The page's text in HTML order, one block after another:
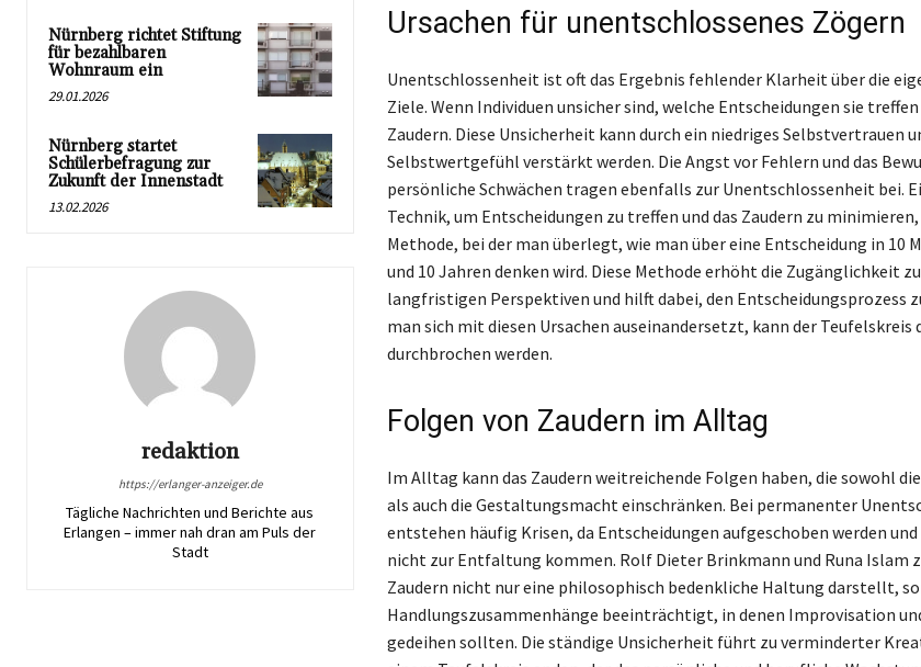
Nürnberg richtet Stiftung
für bezahlbaren
Wohnraum ein
29.01.2026
Nürnberg startet
Schülerbefragung zur
Zukunft der Innenstadt
13.02.2026
redaktion
https://erlanger-anzeiger.de
Tägliche Nachrichten und Berichte aus
Erlangen – immer nah dran am Puls der
Stadt
Ursachen für unentschlossenes Zögern
Unentschlossenheit ist oft das Ergebnis fehlender Klarheit über die
Ziele. Wenn Individuen unsicher sind, welche Entscheidungen sie
Zaudern. Diese Unsicherheit kann durch ein niedriges Selbstvertrauen
Selbstwertgefühl verstärkt werden. Die Angst vor Fehlern und das
persönliche Schwächen tragen ebenfalls zur Unentschlossenheit bei.
Technik, um Entscheidungen zu treffen und das Zaudern zu
Methode, bei der man überlegt, wie man über eine Entscheidung in 10
und 10 Jahren denken wird. Diese Methode erhöht die Zugänglichkeit
langfristigen Perspektiven und hilft dabei, den Entscheidungsprozess
man sich mit diesen Ursachen auseinandersetzt, kann der Teufelskreis
durchbrochen werden.
Folgen von Zaudern im Alltag
Im Alltag kann das Zaudern weitreichende Folgen haben, die sowohl
als auch die Gestaltungsmacht einschränken. Bei permanenter
entstehen häufig Krisen, da Entscheidungen aufgeschoben werden
nicht zur Entfaltung kommen. Rolf Dieter Brinkmann und Runa Islam
Zaudern nicht nur eine philosophisch bedenkliche Haltung darstellt,
Handlungszusammenhänge beeinträchtigt, in denen Improvisation
gedeihen sollten. Die ständige Unsicherheit führt zu verminderter